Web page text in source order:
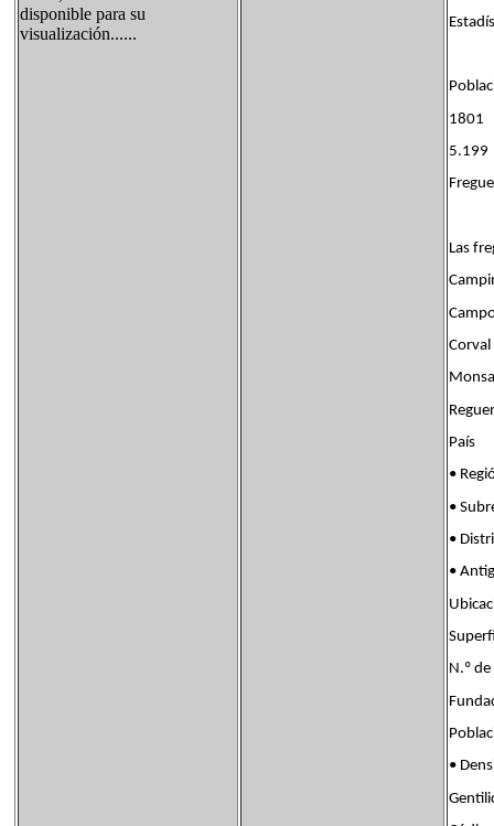
disponible para su
visualización......
Las
Corval
País
•
•
•
•
N.º
•